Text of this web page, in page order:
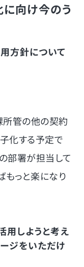
向け今のう
方針について
管の他の契約
化する予定で
部署が担当して
もっと楽になり
用しようと考え
ジをいただけ